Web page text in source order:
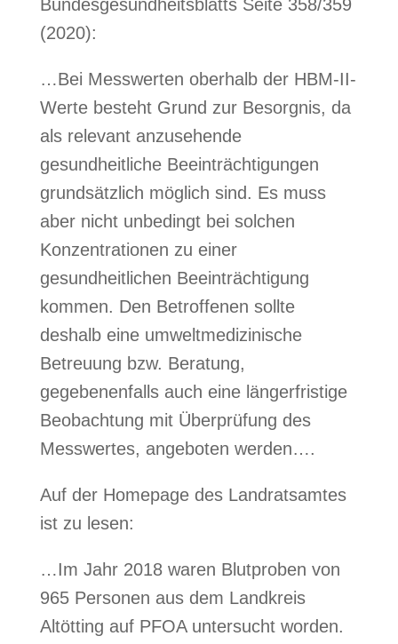
Bundesgesundheitsblatts Seite 358/359
(2020):
…Bei Messwerten oberhalb der HBM-II-
Werte besteht Grund zur Besorgnis, da
als relevant anzusehende
gesundheitliche Beeinträchtigungen
grundsätzlich möglich sind. Es muss
aber nicht unbedingt bei solchen
Konzentrationen zu einer
gesundheitlichen Beeinträchtigung
kommen. Den Betroffenen sollte
deshalb eine umweltmedizinische
Betreuung bzw. Beratung,
gegebenenfalls auch eine längerfristige
Beobachtung mit Überprüfung des
Messwertes, angeboten werden….
Auf der Homepage des Landratsamtes
ist zu lesen:
…Im Jahr 2018 waren Blutproben von
965 Personen aus dem Landkreis
Altötting auf PFOA untersucht worden.